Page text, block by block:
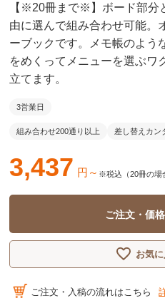
【※20冊まで※】ボード部分
由に選んで組み合わせ可能。
ーブックです。メモ帳のよう
をめくってメニューを選ぶワ
立てます。
3営業日
組み合わせ200通り以上 差し替えカン
3,437 円～ ※税込（20冊の場
ご注文・価
お気
ご注文・入稿の流れはこちら